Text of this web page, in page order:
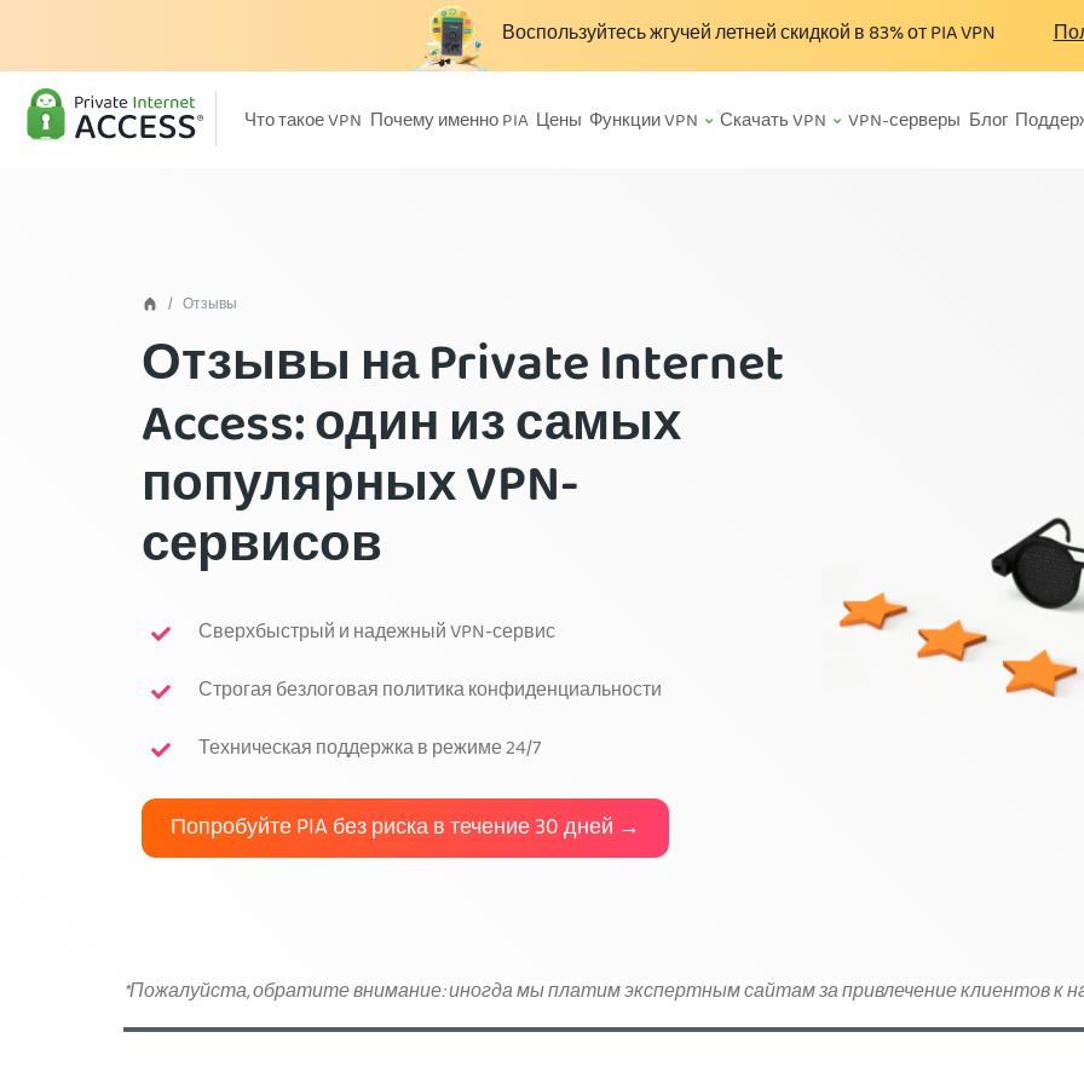
Воспользуйтесь жгучей летней скидкой в83%от PIA VPN
Что такое VPN Почему именно PIA Цены Функции VPN Скачать VPN VPN-серверы Блог
Отзывы
Отзывы на Private Internet
Access: один из самых
популярных VPN-
сервисов
Сверхбыстрый и надежный VPN-сервис
Строгая безлоговая политика конфиденциальности
Техническая поддержка в режиме 24/7
Попробуйте PIA без риска в течение 30 дней →
*Пожалуйста, обратите внимание: иногда мы платим экспертным сайтам за привлечение клиентов к